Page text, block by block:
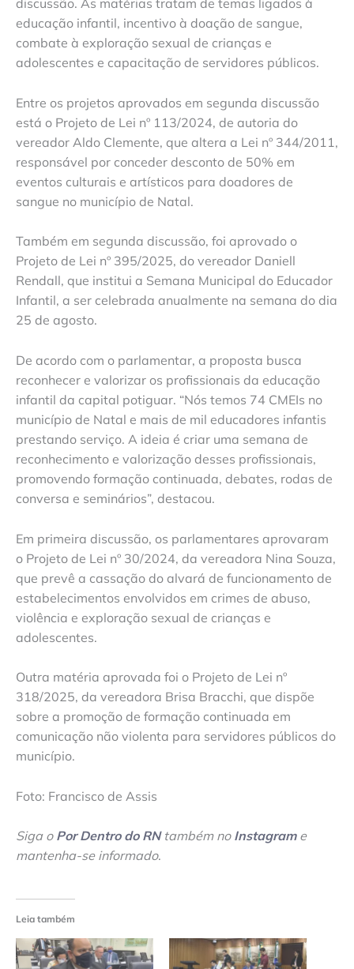
discussão. As matérias tratam de temas ligados à
educação infantil, incentivo à doação de sangue,
combate à exploração sexual de crianças e
adolescentes e capacitação de servidores públicos.
Entre os projetos aprovados em segunda discussão
está o Projeto de Lei nº 113/2024, de autoria do
vereador Aldo Clemente, que altera a Lei nº 344/2011,
responsável por conceder desconto de 50% em
eventos culturais e artísticos para doadores de
sangue no município de Natal.
Também em segunda discussão, foi aprovado o
Projeto de Lei nº 395/2025, do vereador Daniell
Rendall, que institui a Semana Municipal do Educador
Infantil, a ser celebrada anualmente na semana do dia
25 de agosto.
De acordo com o parlamentar, a proposta busca
reconhecer e valorizar os profissionais da educação
infantil da capital potiguar. “Nós temos 74 CMEIs no
município de Natal e mais de mil educadores infantis
prestando serviço. A ideia é criar uma semana de
reconhecimento e valorização desses profissionais,
promovendo formação continuada, debates, rodas de
conversa e seminários”, destacou.
Em primeira discussão, os parlamentares aprovaram
o Projeto de Lei nº 30/2024, da vereadora Nina Souza,
que prevê a cassação do alvará de funcionamento de
estabelecimentos envolvidos em crimes de abuso,
violência e exploração sexual de crianças e
adolescentes.
Outra matéria aprovada foi o Projeto de Lei nº
318/2025, da vereadora Brisa Bracchi, que dispõe
sobre a promoção de formação continuada em
comunicação não violenta para servidores públicos do
município.
Foto: Francisco de Assis
Siga o Por Dentro do RNtambém no Instagrame
mantenha-se informado.
Leia também